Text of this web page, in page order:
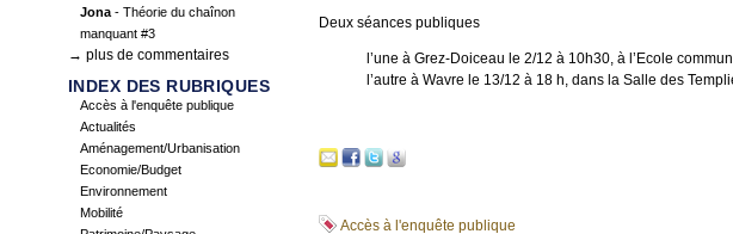
Jona - Théorie du chaînon
manquant #3
→ plus de commentaires
INDEX DES RUBRIQUES
Accès à l'enquête publique
Actualités
Aménagement/Urbanisation
Economie/Budget
Environnement
Mobilité
Deux séances publiques
l’une à Grez-Doiceau le 2/12 à 10h30, à l’Ecole
l’autre à Wavre le 13/12 à 18 h, dans la Salle des
Accès à l'enquête publique